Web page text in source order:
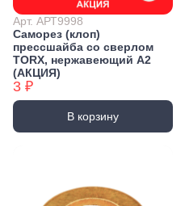
Арт. АРТ9998
Саморез (клоп)
прессшайба со сверлом
TORX, нержавеющий А2
(АКЦИЯ)
3 ₽
В корзину